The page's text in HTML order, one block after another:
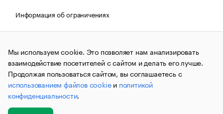
Информация об ограничениях
Правовая информация
О соблюдении авторских прав
© АО «РОСБИЗНЕСКОНСАЛТИНГ»,1995–2026.Сообщения
и материалы информационного агентства «РБК»
(зарегистрировано Федеральной службой по надзору в сфере
связи, информационных технологий и массовых
коммуникаций (Роскомнадзор) 09.12.2015 за номером ИА
№ФС77-63848) сопровождаются пометкой «РБК». Отдельные
публикации могут содержать информацию,
не предназначенную для пользователей
Мы используем cookie. Это позволяет нам анализировать
взаимодействие посетителей с сайтом и делать его лучше.
Продолжая пользоваться сайтом, вы соглашаетесь с
использованием файлов cookieи политикой
конфиденциальности.